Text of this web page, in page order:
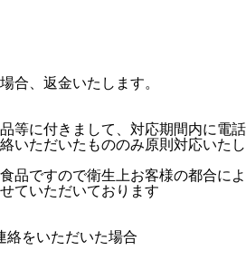
合、返金いたします。
等に付きまして、対応期間内に電話
いただいたもののみ原則対応いたし
品ですので衛生上お客様の都合によ
ていただいております
絡をいただいた場合